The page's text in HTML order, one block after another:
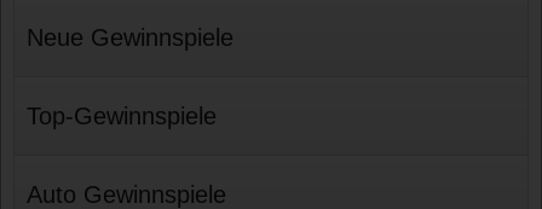
Neue Gewinnspiele
Top-Gewinnspiele
Auto Gewinnspiele